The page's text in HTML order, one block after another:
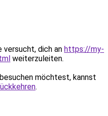
versucht, dich an https://my-
weiterzuleiten.
möchtest, kannst
.